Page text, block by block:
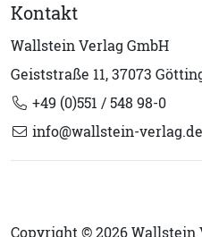
Kontakt
Wallstein Verlag GmbH
Geiststraße 11, 37073
+49 (0)551 / 548 98-0
info@wallstein-verlag.de
Copyright © 2026 Wallstein